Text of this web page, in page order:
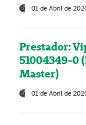
01 de Abril de
Prestador:
51004349-0
Master)
01 de Abril de